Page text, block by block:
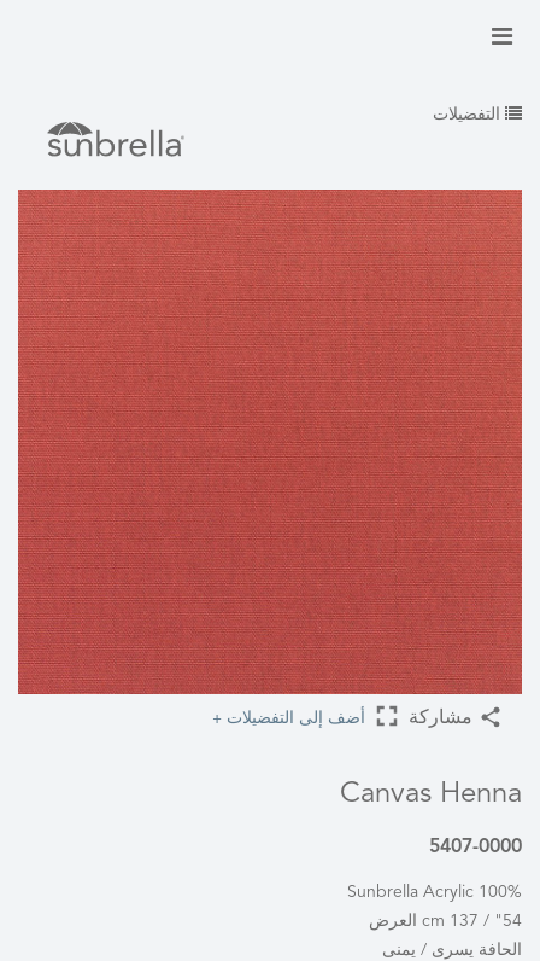
التفضيلات
مشاركة أضف إلى التفضيلات +
Canvas Henna
5407-0000
100% Sunbrella Acrylic
54" / 137 cm العرض
الحافة يسرى / يمنى